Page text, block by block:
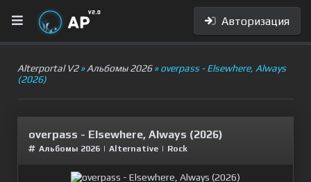
Авторизация
Alterportal V2»Альбомы 2026» overpass - Elsewhere, Always
(2026)
overpass - Elsewhere, Always (2026)
Альбомы 2026 | Alternative | Rock